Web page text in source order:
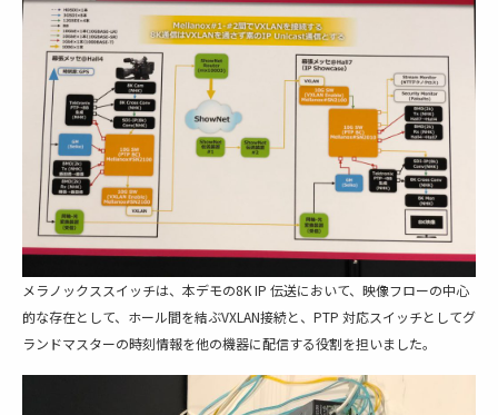
メラノックススイッチは、本デモの8K IP 伝送において、映像フローの中心
的な存在として、ホール間を結ぶVXLAN接続と、PTP 対応スイッチとしてグ
ランドマスターの時刻情報を他の機器に配信する役割を担いました。